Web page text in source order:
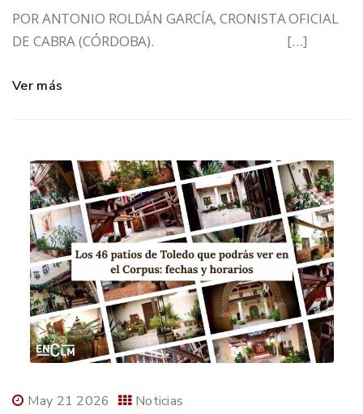
POR ANTONIO ROLDÁN GARCÍA, CRONISTA OFICIAL
DE CABRA (CÓRDOBA). […]
Ver más
May 21 2026 Noticias